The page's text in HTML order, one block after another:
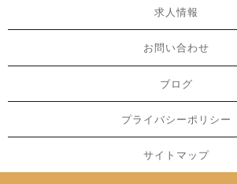
求人情報
お問い合わせ
ブログ
プライバシーポリシー
サイトマップ